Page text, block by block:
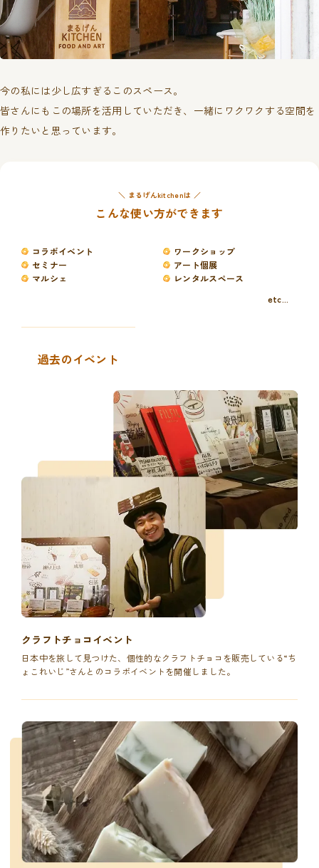
今の私には少し広すぎるこのスペース。
皆さんにもこの場所を活用していただき、一緒にワクワクする空間を
作りたいと思っています。
＼ まるげんkitchenは ／
こんな使い方ができます
コラボイベント
ワークショップ
セミナー
アート個展
マルシェ
レンタルスペース
etc...
過去のイベント
クラフトチョコイベント
日本中を旅して見つけた、個性的なクラフトチョコを販売している“ち
ょこれいじ”さんとのコラボイベントを開催しました。